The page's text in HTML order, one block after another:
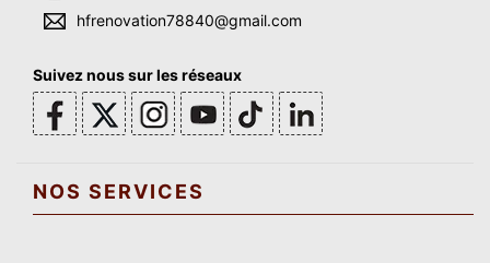
hfrenovation78840@gmail.com
Suivez nous sur les réseaux
NOS SERVICES